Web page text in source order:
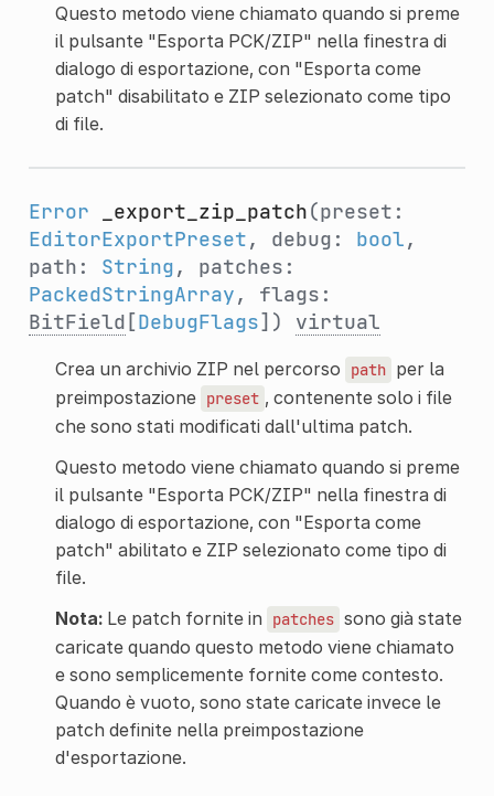
Questo metodo viene chiamato quando si preme
il pulsante "Esporta PCK/ZIP" nella finestra di
dialogo di esportazione, con "Esporta come
patch" disabilitato e ZIP selezionato come tipo
di file.
Error _export_zip_patch(preset:
EditorExportPreset, debug: bool,
path: String, patches:
PackedStringArray, flags:
BitField [DebugFlags]) virtual
Crea un archivio ZIP nel percorso path per la
preimpostazione preset , contenente solo i file
che sono stati modificati dall'ultima patch.
Questo metodo viene chiamato quando si preme
il pulsante "Esporta PCK/ZIP" nella finestra di
dialogo di esportazione, con "Esporta come
patch" abilitato e ZIP selezionato come tipo di
file.
Nota:Le patch fornite in patches sono già state
caricate quando questo metodo viene chiamato
e sono semplicemente fornite come contesto.
Quando è vuoto, sono state caricate invece le
patch definite nella preimpostazione
d'esportazione.